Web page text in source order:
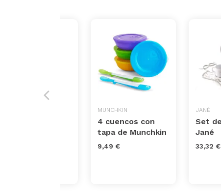
MUNCHKIN
4 cuencos con
tapa de Munchkin
9,49 €
JANÉ
Set
Jané
33,32 €